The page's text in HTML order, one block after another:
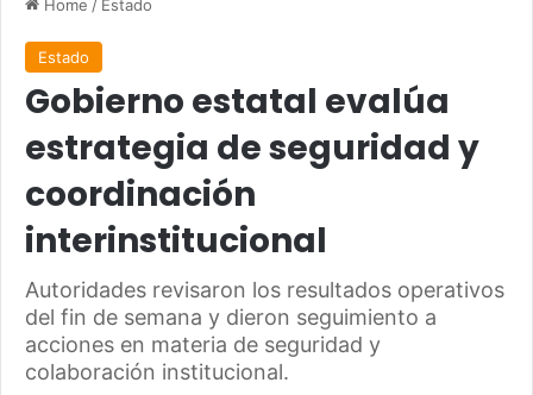
Home / Estado
Estado
Gobierno estatal evalúa
estrategia de seguridad y
coordinación
interinstitucional
Autoridades revisaron los resultados operativos
del fin de semana y dieron seguimiento a
acciones en materia de seguridad y
colaboración institucional.